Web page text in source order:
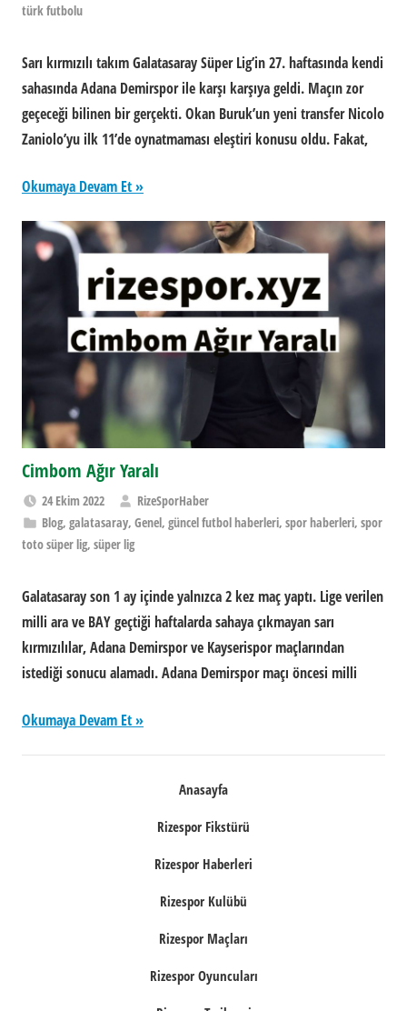
türk futbolu
Sarı kırmızılı takım Galatasaray Süper Lig’in 27. haftasında kendi
sahasında Adana Demirspor ile karşı karşıya geldi. Maçın zor
geçeceği bilinen bir gerçekti. Okan Buruk’un yeni transfer Nicolo
Zaniolo’yu ilk 11’de oynatmaması eleştiri konusu oldu. Fakat,
Okumaya Devam Et
Cimbom Ağır Yaralı
24 Ekim 2022
RizeSporHaber
Blog,galatasaray,Genel,güncel futbol haberleri,spor haberleri,spor
toto süper lig, süper lig
Galatasaray son 1 ay içinde yalnızca 2 kez maç yaptı. Lige verilen
milli ara ve BAY geçtiği haftalarda sahaya çıkmayan sarı
kırmızılılar, Adana Demirspor ve Kayserispor maçlarından
istediği sonucu alamadı. Adana Demirspor maçı öncesi milli
Okumaya Devam Et
Anasayfa
Rizespor Fikstürü
Rizespor Haberleri
Rizespor Kulübü
Rizespor Maçları
Rizespor Oyuncuları